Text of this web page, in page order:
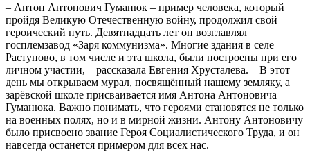
– Антон Антонович Гуманюк – пример человека, который
пройдя Великую Отечественную войну, продолжил свой
героический путь. Девятнадцать лет он возглавлял
госплемзавод «Заря коммунизма». Многие здания в селе
Растуново, в том числе и эта школа, были построены при его
личном участии, – рассказала Евгения Хрусталева. – В этот
день мы открываем мурал, посвящённый нашему земляку, а
зарёвской школе присваивается имя Антона Антоновича
Гуманюка. Важно понимать, что героями становятся не только
на военных полях, но и в мирной жизни. Антону Антоновичу
было присвоено звание Героя Социалистического Труда, и он
навсегда останется примером для всех нас.